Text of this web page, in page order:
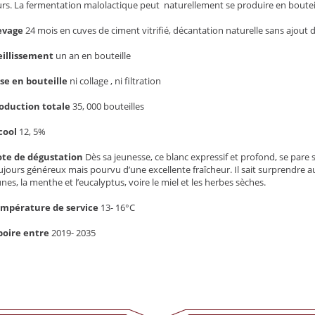
La fermentation malolactique peut naturellement se produire en
24 mois en cuves de ciment vitrifié, décantation naturelle sans ajout
un an en bouteille
en bouteille ni collage , ni filtration
totale 35, 000 bouteilles
12, 5%
de dégustation Dès sa jeunesse, ce blanc expressif et profond, se
généreux mais pourvu d’une excellente fraîcheur. Il sait surprendre
la menthe et l’eucalyptus, voire le miel et les herbes sèches.
de service 13- 16°C
entre 2019- 2035